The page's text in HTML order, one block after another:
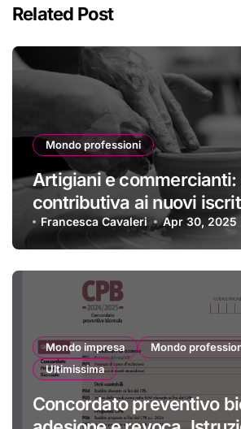
Related Post
Mondo professioni
Artigiani e commercianti:
contributiva ai nuovi
Francesca Cavaleri Apr 30, 2025
Mondo impresa
Mondo
Ultimissima
Concordato preventivo